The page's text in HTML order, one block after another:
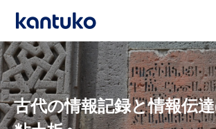
古代の情報記録と情報伝